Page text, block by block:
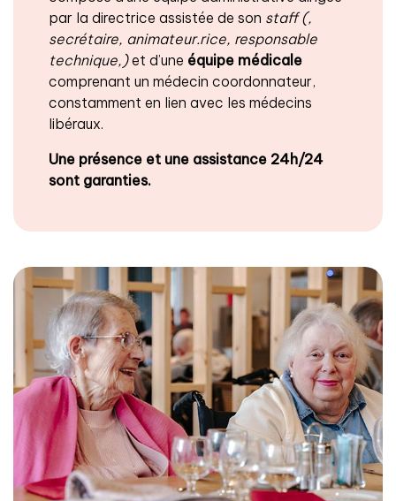
par la directrice assistée de son staff (,
secrétaire, animateur.rice, responsable
technique,)et d’une équipe médicale
comprenant un médecin coordonnateur,
constamment en lien avec les médecins
libéraux.
Une présence et une assistance 24h/24
sont garanties.